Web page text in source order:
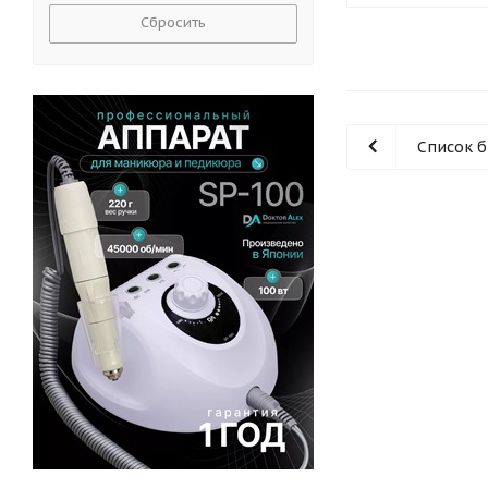
Список
Сбросить